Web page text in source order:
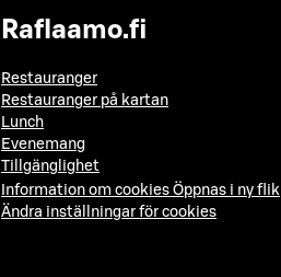
Raflaamo.fi
Restauranger
Restauranger på kartan
Lunch
Evenemang
Tillgänglighet
Information om cookies Öppnas i ny flik
Ändra inställningar för cookies